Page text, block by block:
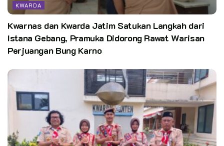
2025 di Provinsi Sulawesi Barat
KWARDA
Kwarnas dan Kwarda Jatim Satukan Langkah dari
Istana Gebang, Pramuka Didorong Rawat Warisan
Perjuangan Bung Karno